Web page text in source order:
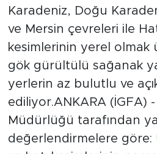
Karadeniz, Doğu
ve Mersin çevreleri ile
kesimlerinin yerel olmak
gök gürültülü sağanak
yerlerin az bulutlu ve
ediliyor.ANKARA (İGFA)
Müdürlüğü tarafından
değerlendirmelere göre: